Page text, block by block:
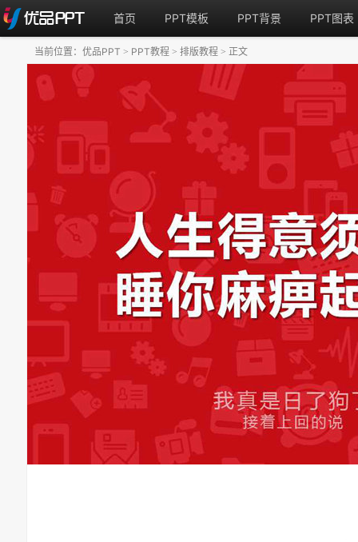
首页 PPT模板 PPT背景 PPT图表
当前位置： 优品PPT > PPT教程 > 排版教程 > 正文